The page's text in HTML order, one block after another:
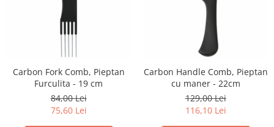
Carbon Fork Comb, Pieptan
Furculita - 19 cm
84,00 Lei
75,60 Lei
Carbon Handle Comb, Pieptan
cu maner - 22cm
129,00 Lei
116,10 Lei